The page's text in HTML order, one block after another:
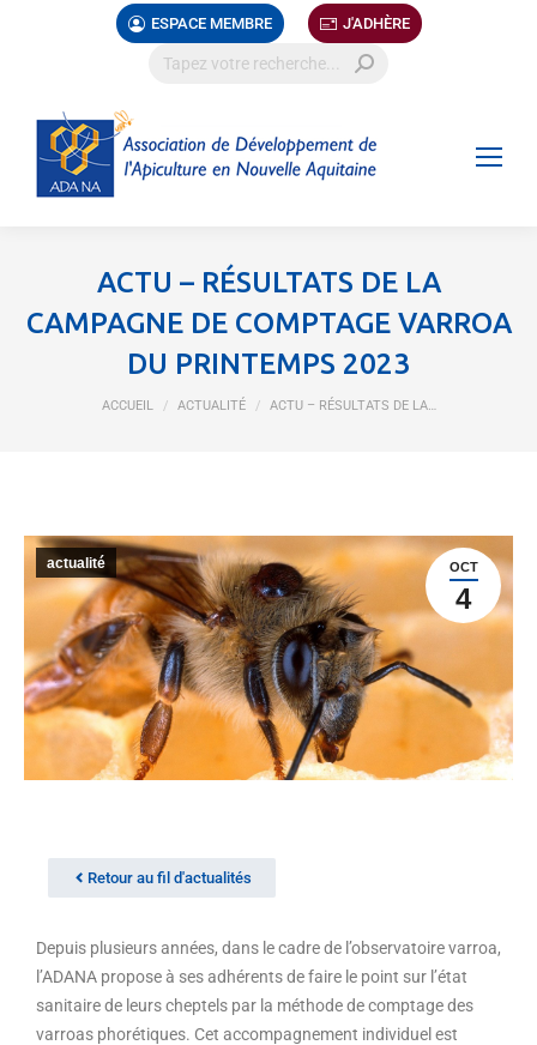
ESPACE MEMBRE J'ADHÈRE
ACTU – RÉSULTATS DE LA
CAMPAGNE DE COMPTAGE VARROA
DU PRINTEMPS 2023
Vous êtes ici :
ACCUEIL ACTUALITÉ ACTU – RÉSULTATS DE LA…
OCT
4
actualité
Retour au fil d'actualités
Depuis plusieurs années, dans le cadre de l’observatoire varroa,
l’ADANA propose à ses adhérents de faire le point sur l’état
sanitaire de leurs cheptels par la méthode de comptage des
varroas phorétiques. Cet accompagnement individuel est